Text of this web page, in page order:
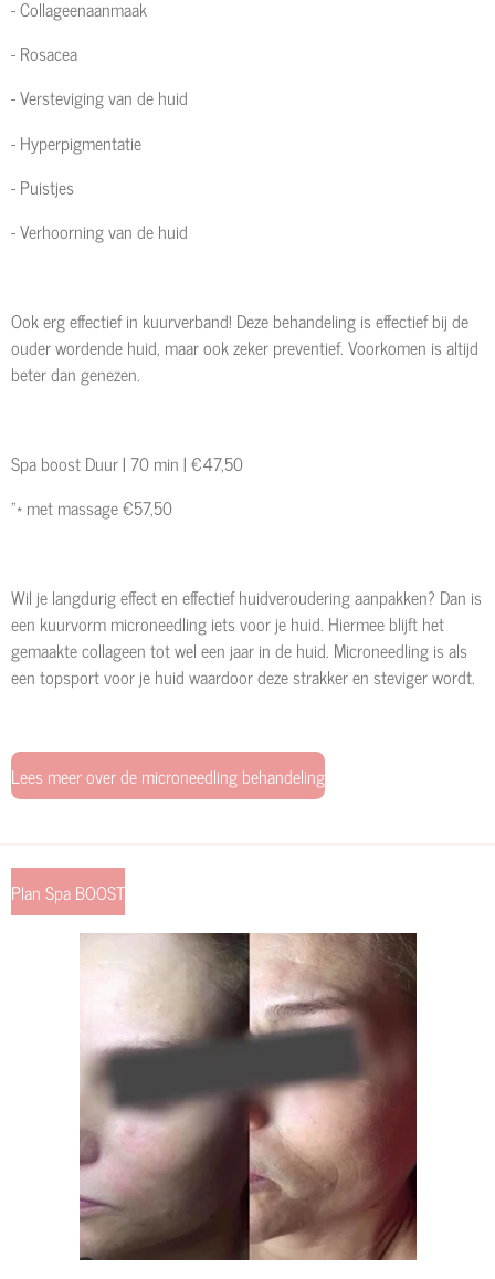
- Collageenaanmaak
- Rosacea
- Versteviging van de huid
- Hyperpigmentatie
- Puistjes
- Verhoorning van de huid
Ook erg effectief in kuurverband! Deze behandeling is effectief bij de
ouder wordende huid, maar ook zeker preventief. Voorkomen is altijd
beter dan genezen.
Spa boost Duur | 70 min |€47,50
"* met massage €57,50
Wil je langdurig effect en effectief huidveroudering aanpakken? Dan is
een kuurvorm microneedling iets voor je huid. Hiermee blijft het
gemaakte collageen tot wel een jaar in de huid. Microneedling is als
een topsport voor je huid waardoor deze strakker en steviger wordt.
Lees meer over de microneedling behandeling
Plan Spa BOOST